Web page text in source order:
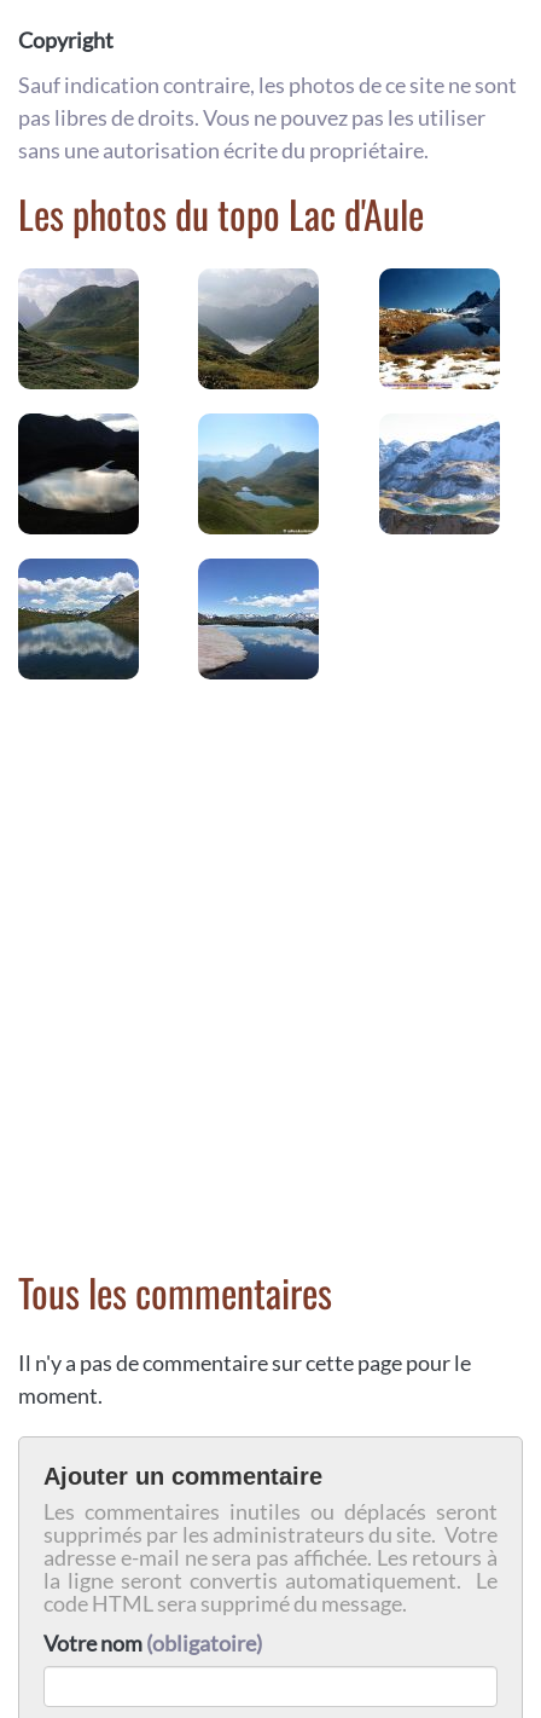
Copyright
Sauf indication contraire, les photos de ce site ne sont
pas libres de droits. Vous ne pouvez pas les utiliser
sans une autorisation écrite du propriétaire.
Les photos du topo Lac d'Aule
Tous les commentaires
Il n'y a pas de commentaire sur cette page pour le
moment.
Ajouter un commentaire
Les commentaires inutiles ou déplacés seront
supprimés par les administrateurs du site. Votre
adresse e-mail ne sera pas affichée. Les retours à
la ligne seront convertis automatiquement. Le
code HTML sera supprimé du message.
Votre nom(obligatoire)